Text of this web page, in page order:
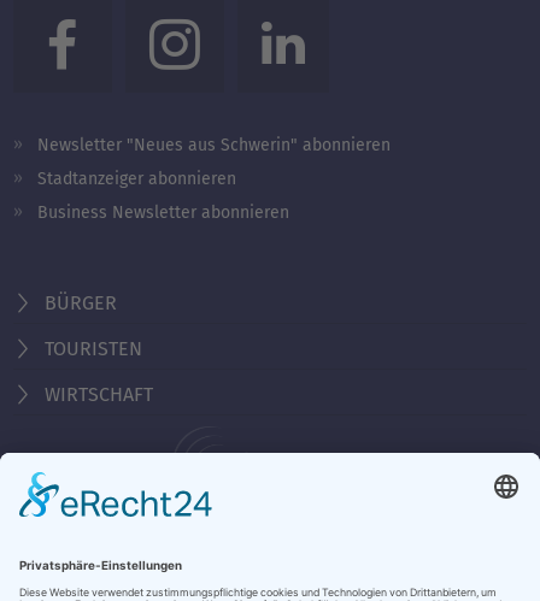
Newsletter "Neues aus Schwerin" abonnieren
Stadtanzeiger abonnieren
Business Newsletter abonnieren
BÜRGER
TOURISTEN
WIRTSCHAFT
Behördennummer 115
KONTAKT